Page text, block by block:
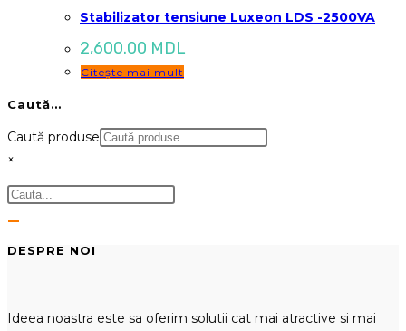
Stabilizator tensiune Luxeon LDS -2500VA
2,600.00 MDL
Citește mai mult
Caută…
Caută produse
×
DESPRE NOI
Ideea noastra este sa oferim solutii cat mai atractive si mai